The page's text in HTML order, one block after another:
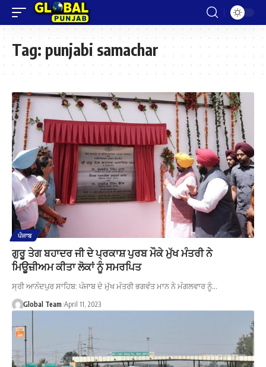
Tag: punjabi samachar
ਪੰਜਾਬ
ਗੁਰੂ ਤੇਗ ਬਹਾਦਰ ਜੀ ਦੇ ਪ੍ਰਕਾਸ਼ ਪੁਰਬ ਮੌਕੇ ਮੁੱਖ ਮੰਤਰੀ ਨੇ
ਮਿਊਜ਼ੀਅਮ ਕੀਤਾ ਲੋਕਾਂ ਨੂੰ ਸਮਰਪਿਤ
ਸ੍ਰੀ ਆਨੰਦਪੁਰ ਸਾਹਿਬ: ਪੰਜਾਬ ਦੇ ਮੁੱਖ ਮੰਤਰੀ ਭਗਵੰਤ ਮਾਨ ਨੇ ਮੰਗਲਵਾਰ ਨੂੰ…
Global Team April 11, 2023